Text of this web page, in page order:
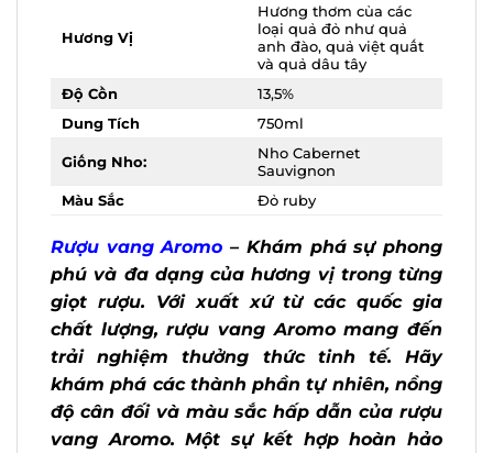
Hương Vị
Hương thơm của các
loại quả đỏ như quả
anh đào, quả việt
quất và quả dâu tây
Độ Cồn
13,5%
Dung Tích
750ml
Giống Nho:
Nho Cabernet
Sauvignon
Màu Sắc
Đỏ ruby
Rượu vang Aromo – Khám phá sự
phong phú và đa dạng của hương vị
trong từng giọt rượu. Với xuất xứ từ các
quốc gia chất lượng, rượu vang Aromo
mang đến trải nghiệm thưởng thức tinh
tế. Hãy khám phá các thành phần tự
nhiên, nồng độ cân đối và màu sắc hấp
dẫn của rượu vang Aromo. Một sự kết